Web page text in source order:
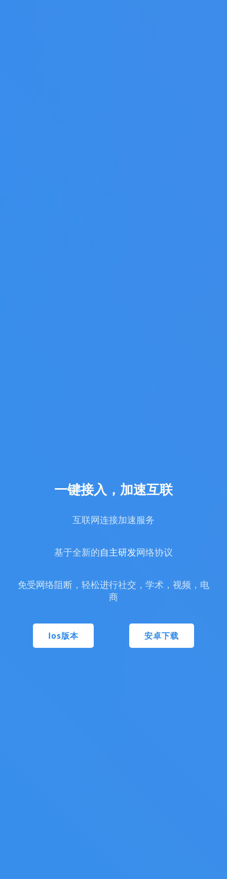
一键接入， 加速互联
互联网连接加速服务
基于全新的自主研发网络协议
免受网络阻断，轻松进行社交，学术，视频，电
商
Ios版本 安卓下载